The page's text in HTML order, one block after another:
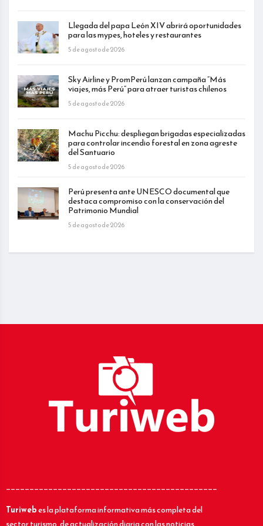
Llegada del papa León XIV abrirá oportunidades
para las mypes, hoteles y restaurantes
5 de agosto de 2026
Sky Airline y PromPerú lanzan campaña “Más
viajes, más Perú” para atraer turistas chilenos
5 de agosto de 2026
Machu Picchu: despliegan brigadas especializadas
para controlar incendio forestal en zona agreste
del Santuario
5 de agosto de 2026
Perú presenta ante UNESCO documental que
destaca compromiso con la conservación del
Patrimonio Mundial
5 de agosto de 2026
_____________________________________________
Turiwebes la plataforma informativa más completa del